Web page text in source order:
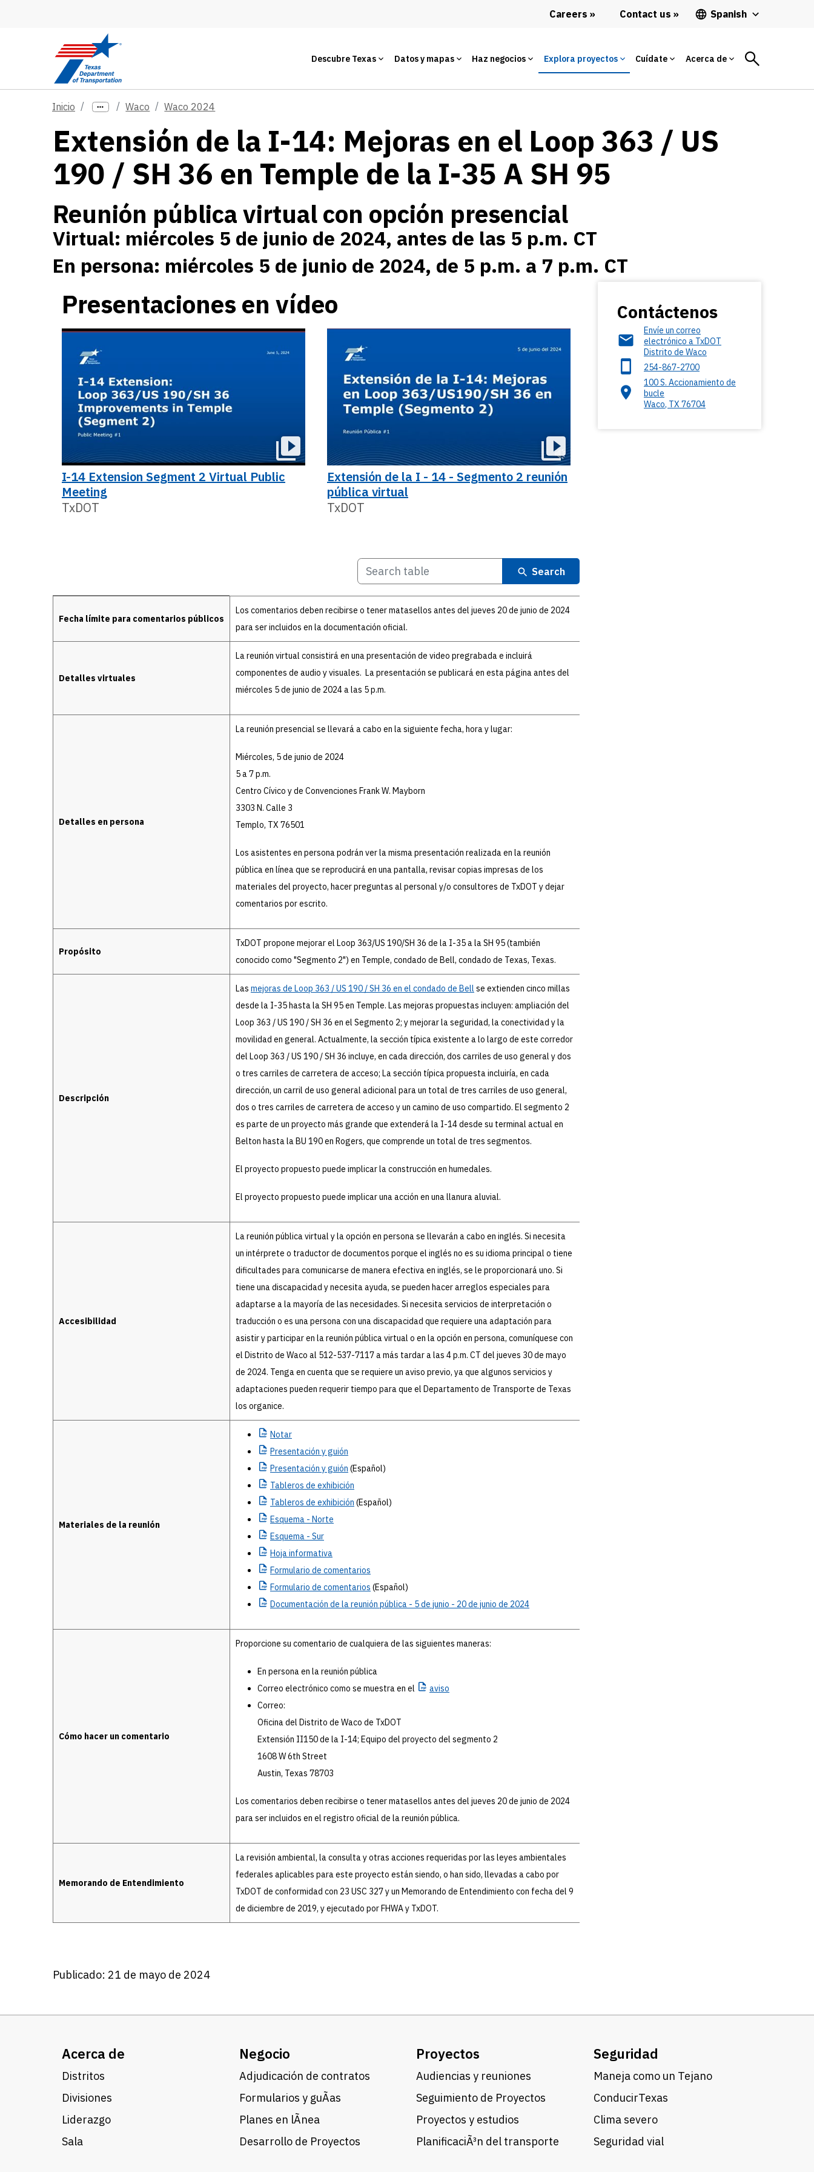
Careers Contact us Spanish
Descubre Texas Datos y mapas Haz negocios Explora proyectos Cuídate Acerca de
Inicio Waco Waco 2024
Extensión de la I-14: Mejoras en el Loop 363 / US
190 / SH 36 en Temple de la I-35 A SH 95
Reunión pública virtual con opción presencial
Virtual: miércoles 5 de junio de 2024, antes de las 5 p.m. CT
En persona: miércoles 5 de junio de 2024, de 5 p.m. a 7 p.m. CT
Presentaciones en vídeo
I-14 Extension Segment 2 Virtual Public
Meeting
TxDOT
Extensión de la I - 14 - Segmento 2 reunión
pública virtual
TxDOT
Search
Fecha límite para comentarios públicos
Los comentarios deben recibirse o tener matasellos antes del jueves 20 de junio de 2024
para ser incluidos en la documentación oficial.
Detalles virtuales
La reunión virtual consistirá en una presentación de video pregrabada e incluirá
componentes de audio y visuales. La presentación se publicará en esta página antes del
miércoles 5 de junio de 2024 a las 5 p.m.
Detalles en persona
La reunión presencial se llevará a cabo en la siguiente fecha, hora y lugar:
Miércoles, 5 de junio de 2024
5 a 7 p.m.
Centro Cívico y de Convenciones Frank W. Mayborn
3303 N. Calle 3
Templo, TX 76501
Los asistentes en persona podrán ver la misma presentación realizada en la reunión
pública en línea que se reproducirá en una pantalla, revisar copias impresas de los
materiales del proyecto, hacer preguntas al personal y/o consultores de TxDOT y dejar
comentarios por escrito.
Propósito
TxDOT propone mejorar el Loop 363/US 190/SH 36 de la I-35 a la SH 95 (también
conocido como "Segmento 2") en Temple, condado de Bell, condado de Texas, Texas.
Descripción
Las mejoras de Loop 363 / US 190 / SH 36 en el condado de Bell se extienden cinco millas
desde la I-35 hasta la SH 95 en Temple. Las mejoras propuestas incluyen: ampliación del
Loop 363 / US 190 / SH 36 en el Segmento 2; y mejorar la seguridad, la conectividad y la
movilidad en general. Actualmente, la sección típica existente a lo largo de este corredor
del Loop 363 / US 190 / SH 36 incluye, en cada dirección, dos carriles de uso general y dos
o tres carriles de carretera de acceso; La sección típica propuesta incluiría, en cada
dirección, un carril de uso general adicional para un total de tres carriles de uso general,
dos o tres carriles de carretera de acceso y un camino de uso compartido. El segmento 2
es parte de un proyecto más grande que extenderá la I-14 desde su terminal actual en
Belton hasta la BU 190 en Rogers, que comprende un total de tres segmentos.
El proyecto propuesto puede implicar la construcción en humedales.
El proyecto propuesto puede implicar una acción en una llanura aluvial.
Accesibilidad
La reunión pública virtual y la opción en persona se llevarán a cabo en inglés. Si necesita
un intérprete o traductor de documentos porque el inglés no es su idioma principal o tiene
dificultades para comunicarse de manera efectiva en inglés, se le proporcionará uno. Si
tiene una discapacidad y necesita ayuda, se pueden hacer arreglos especiales para
adaptarse a la mayoría de las necesidades. Si necesita servicios de interpretación o
traducción o es una persona con una discapacidad que requiere una adaptación para
asistir y participar en la reunión pública virtual o en la opción en persona, comuníquese con
el Distrito de Waco al 512-537-7117 a más tardar a las 4 p.m. CT del jueves 30 de mayo
de 2024. Tenga en cuenta que se requiere un aviso previo, ya que algunos servicios y
adaptaciones pueden requerir tiempo para que el Departamento de Transporte de Texas
los organice.
Materiales de la reunión
Notar
Presentación y guión
Presentación y guión (Español)
Tableros de exhibición
Tableros de exhibición (Español)
Esquema - Norte
Esquema - Sur
Hojainformativa
Formulario de comentarios
Formulario de comentarios (Español)
Documentación de la reunión pública - 5 de junio - 20 de junio de 2024
Cómo hacer un comentario
Proporcione su comentario de cualquiera de las siguientes maneras:
En persona en la reunión pública
Correo electrónico como se muestra en el
aviso
Correo:
Oficina del Distrito de Waco de TxDOT
Extensión II150 de la I-14; Equipo del proyecto del segmento 2
1608 W 6th Street
Austin, Texas 78703
Los comentarios deben recibirse o tener matasellos antes del jueves 20 de junio de 2024
para ser incluidos en el registro oficial de la reunión pública.
Memorando de Entendimiento
La revisión ambiental, la consulta y otras acciones requeridas por las leyes ambientales
federales aplicables para este proyecto están siendo, o han sido, llevadas a cabo por
TxDOT de conformidad con 23 USC 327 y un Memorando de Entendimiento con fecha del 9
de diciembre de 2019, y ejecutado por FHWA y TxDOT.
Publicado: 21 de mayo de 2024
Contáctenos
Envíe un correo
electrónico a TxDOT
Distrito de Waco
254-867-2700
100 S. Accionamiento de
bucle
Waco, TX 76704
Acerca de
Distritos
Divisiones
Liderazgo
Sala
Negocio
Adjudicación de contratos
Formularios y guÃ­as
Planes en lÃ­nea
Desarrollo de Proyectos
Proyectos
Audiencias y reuniones
Seguimiento de Proyectos
Proyectos y estudios
PlanificaciÃ³n del transporte
Seguridad
Maneja como un Tejano
ConducirTexas
Clima severo
Seguridad vial